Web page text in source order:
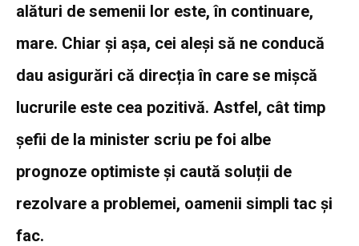
alături de semenii lor este, în continuare,
mare. Chiar și așa, cei aleși să ne conducă
dau asigurări că direcția în care se mișcă
lucrurile este cea pozitivă. Astfel, cât timp
șefii de la minister scriu pe foi albe
prognoze optimiste și caută soluții de
rezolvare a problemei, oamenii simpli tac și
fac.